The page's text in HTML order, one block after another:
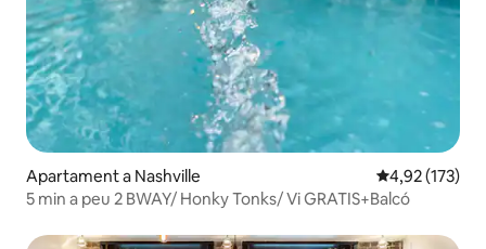
Apartament a Nashville 4,92 de
4,92 (173)
5 min a peu 2 BWAY/ Honky Tonks/ Vi GRATIS+Balcó